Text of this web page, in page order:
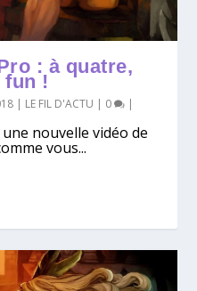
: à quatre,
fun !
| LE FIL D'ACTU | 0 |
nouvelle vidéo de
vous...